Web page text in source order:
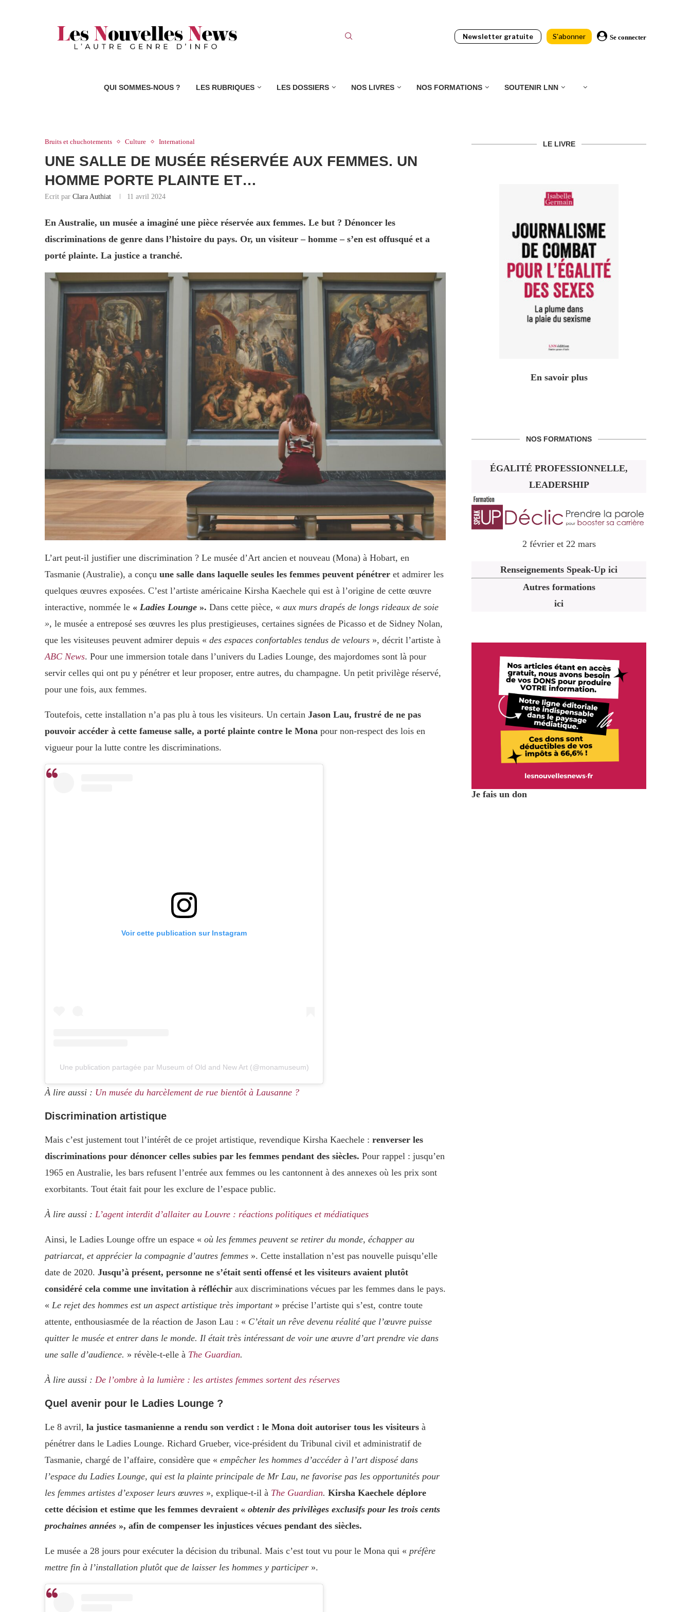
Newsletter gratuite S'abonner Se connecter
QUI SOMMES-NOUS ? LES RUBRIQUES LES DOSSIERS NOS LIVRES NOS FORMATIONS SOUTENIR LNN
Bruits et chuchotements Culture International
UNE SALLE DE MUSÉE RÉSERVÉE AUX FEMMES. UN
HOMME PORTE PLAINTE ET…
Ecrit par Clara Authiat 11 avril 2024
En Australie, un musée a imaginé une pièce réservée aux femmes. Le but ? Dénoncer les
discriminations de genre dans l’histoire du pays. Or, un visiteur – homme – s’en est offusqué et a
porté plainte. La justice a tranché.
L’art peut-il justifier une discrimination ? Le musée d’Art ancien et nouveau (Mona) à Hobart, en
Tasmanie (Australie), a conçu une salle dans laquelle seules les femmes peuvent pénétrer et admirer les
quelques œuvres exposées. C’est l’artiste américaine Kirsha Kaechele qui est à l’origine de cette œuvre
interactive, nommée le « Ladies Lounge ». Dans cette pièce, « aux murs drapés de longs rideaux de soie
», le musée a entreposé ses œuvres les plus prestigieuses, certaines signées de Picasso et de Sidney Nolan,
que les visiteuses peuvent admirer depuis « des espaces confortables tendus de velours », décrit l’artiste à
ABC News. Pour une immersion totale dans l’univers du Ladies Lounge, des majordomes sont là pour
servir celles qui ont pu y pénétrer et leur proposer, entre autres, du champagne. Un petit privilège réservé,
pour une fois, aux femmes.
Toutefois, cette installation n’a pas plu à tous les visiteurs. Un certain Jason Lau, frustré de ne pas
pouvoir accéder à cette fameuse salle, a porté plainte contre le Mona pour non-respect des lois en
vigueur pour la lutte contre les discriminations.
Voir cette publication sur Instagram
Une publication partagée par Museum of Old and New Art (@monamuseum)
À lire aussi : Un musée du harcèlement de rue bientôt à Lausanne ?
Discrimination artistique
Mais c’est justement tout l’intérêt de ce projet artistique, revendique Kirsha Kaechele : renverser les
discriminations pour dénoncer celles subies par les femmes pendant des siècles. Pour rappel : jusqu’en
1965 en Australie, les bars refusent l’entrée aux femmes ou les cantonnent à des annexes où les prix sont
exorbitants. Tout était fait pour les exclure de l’espace public.
À lire aussi : L’agent interdit d’allaiter au Louvre : réactions politiques et médiatiques
Ainsi, le Ladies Lounge offre un espace « où les femmes peuvent se retirer du monde, échapper au
patriarcat, et apprécier la compagnie d’autres femmes ». Cette installation n’est pas nouvelle puisqu’elle
date de 2020. Jusqu’à présent, personne ne s’était senti offensé et les visiteurs avaient plutôt
considéré cela comme une invitation à réfléchir aux discriminations vécues par les femmes dans le pays.
« Le rejet des hommes est un aspect artistique très important» précise l’artiste qui s’est, contre toute
attente, enthousiasmée de la réaction de Jason Lau : « C’était un rêve devenu réalité que l’œuvre puisse
quitter le musée et entrer dans le monde. Il était très intéressant de voir une œuvre d’art prendre vie dans
une salle d’audience. » révèle-t-elle à The Guardian.
À lire aussi : De l’ombre à la lumière : les artistes femmes sortent des réserves
Quel avenir pour le Ladies Lounge ?
Le 8 avril, la justice tasmanienne a rendu son verdict : le Mona doit autoriser tous les visiteurs à
pénétrer dans le Ladies Lounge. Richard Grueber, vice-président du Tribunal civil et administratif de
Tasmanie, chargé de l’affaire, considère que « empêcher les hommes d’accéder à l’art disposé dans
l’espace du Ladies Lounge, qui est la plainte principale de Mr Lau, ne favorise pas les opportunités pour
les femmes artistes d’exposer leurs œuvres », explique-t-il à The Guardian. Kirsha Kaechele déplore
cette décision et estime que les femmes devraient « obtenir des privilèges exclusifs pour les trois cents
prochaines années », afin de compenser les injustices vécues pendant des siècles.
Le musée a 28 jours pour exécuter la décision du tribunal. Mais c’est tout vu pour le Mona qui « préfère
mettre fin à l’installation plutôt que de laisser les hommes y participer ».
LE LIVRE
En savoir plus
NOS FORMATIONS
ÉGALITÉ PROFESSIONNELLE,
LEADERSHIP
2 février et 22 mars
Renseignements Speak-Up ici
Autres formations
ici
Je fais un don